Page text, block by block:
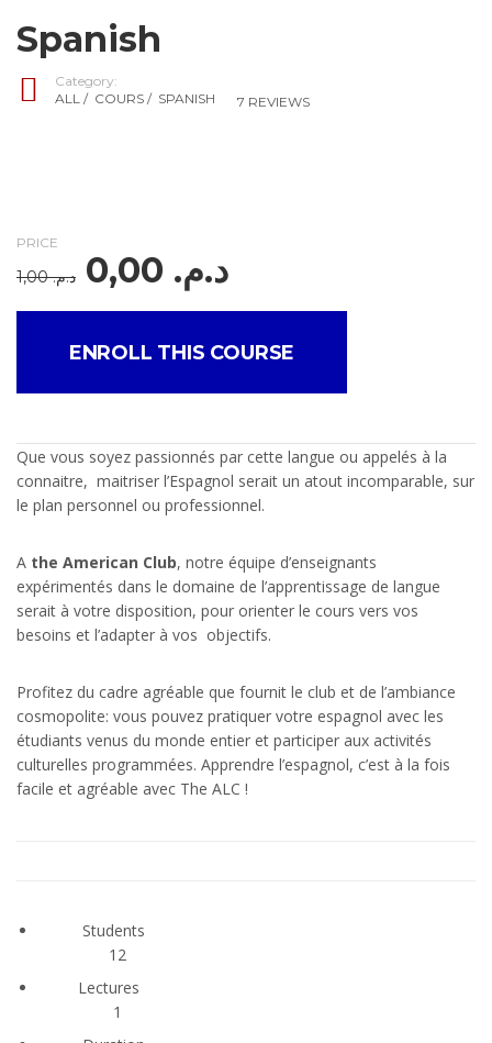
Spanish
Category:
ALL / COURS / SPANISH 7 REVIEWS
PRICE
د.م.1,00 د.م.
ENROLL THIS COURSE
Que vous soyez passionnés par cette langue ou appelés à la
connaitre, maitriser l’Espagnol serait un atout incomparable, sur
le plan personnel ou professionnel.
A the American Club, notre équipe d’enseignants
expérimentés dans le domaine de l’apprentissage de langue
serait à votre disposition, pour orienter le cours vers vos
besoins et l’adapter à vos objectifs.
Profitez du cadre agréable que fournit le club et de l’ambiance
cosmopolite: vous pouvez pratiquer votre espagnol avec les
étudiants venus du monde entier et participer aux activités
culturelles programmées. Apprendre l’espagnol, c’est à la fois
facile et agréable avec The ALC !
Students
12
Lectures
1